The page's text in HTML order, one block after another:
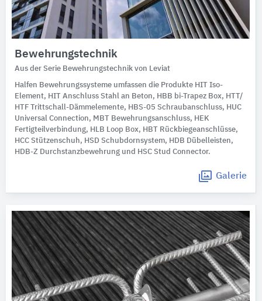
Bewehrungstechnik
Aus der Serie Bewehrungstechnik von Leviat
Halfen Bewehrungssysteme umfassen die Produkte HIT Iso-
Element, HIT Anschluss Stahl an Beton, HBB bi-Trapez Box, HTT/
HTF Trittschall-Dämmelemente, HBS-05 Schraubanschluss, HUC
Universal Connection, MBT Bewehrungsanschluss, HEK
Fertigteilverbindung, HLB Loop Box, HBT Rückbiegeanschlüsse,
HCC Stützenschuh, HSD Schubdornsystem, HDB Dübelleisten,
HDB-Z Durchstanzbewehrung und HSC Stud Connector.
Galerie